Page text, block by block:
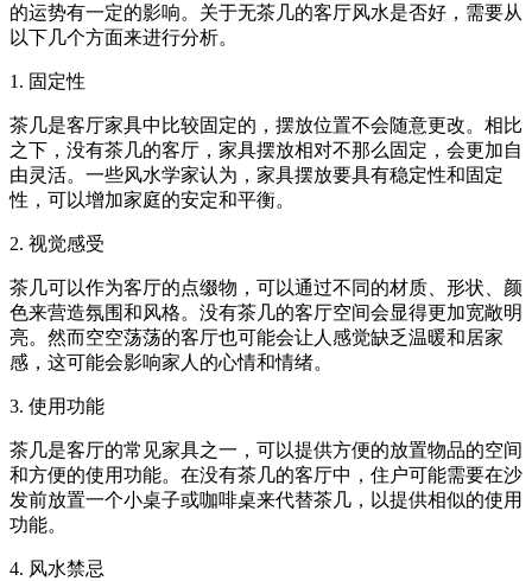
的运势有一定的影响。关于无茶几的客厅风水是否好，需要从
以下几个方面来进行分析。
1. 固定性
茶几是客厅家具中比较固定的，摆放位置不会随意更改。相比
之下，没有茶几的客厅，家具摆放相对不那么固定，会更加自
由灵活。一些风水学家认为，家具摆放要具有稳定性和固定
性，可以增加家庭的安定和平衡。
2. 视觉感受
茶几可以作为客厅的点缀物，可以通过不同的材质、形状、颜
色来营造氛围和风格。没有茶几的客厅空间会显得更加宽敞明
亮。然而空空荡荡的客厅也可能会让人感觉缺乏温暖和居家
感，这可能会影响家人的心情和情绪。
3. 使用功能
茶几是客厅的常见家具之一，可以提供方便的放置物品的空间
和方便的使用功能。在没有茶几的客厅中，住户可能需要在沙
发前放置一个小桌子或咖啡桌来代替茶几，以提供相似的使用
功能。
4. 风水禁忌